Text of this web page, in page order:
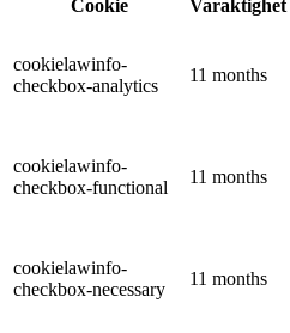
Cookie
Varaktighet
cookielawinfo-
checkbox-analytics
11 months
cookielawinfo-
checkbox-functional
11 months
cookielawinfo-
checkbox-necessary
11 months